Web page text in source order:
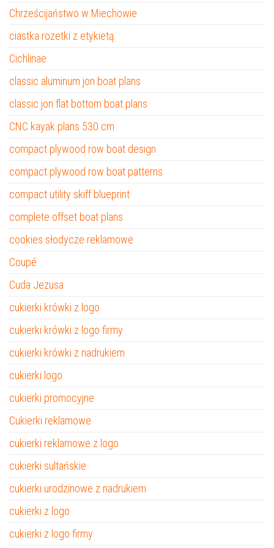
Chrześcijaństwo w Miechowie
ciastka rozetki z etykietą
Cichlinae
classic aluminum jon boat plans
classic jon flat bottom boat plans
CNC kayak plans 530 cm
compact plywood row boat design
compact plywood row boat patterns
compact utility skiff blueprint
complete offset boat plans
cookies słodycze reklamowe
Coupé
Cuda Jezusa
cukierki krówki z logo
cukierki krówki z logo firmy
cukierki krówki z nadrukiem
cukierki logo
cukierki promocyjne
Cukierki reklamowe
cukierki reklamowe z logo
cukierki sultańskie
cukierki urodzinowe z nadrukiem
cukierki z logo
cukierki z logo firmy